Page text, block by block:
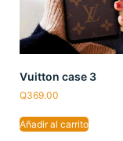
Vuitton case 3
Q369.00
Añadir al carrito